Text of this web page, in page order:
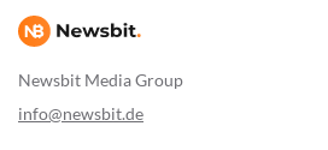
Newsbit Media Group
info@newsbit.de